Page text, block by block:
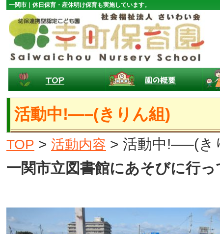
一関市｜休日保育・産休明け保育も実施しています。
活動中!—–(きりん組)
TOP > 活動内容 > 活動中!—–(き
一関市立図書館にあそびに行